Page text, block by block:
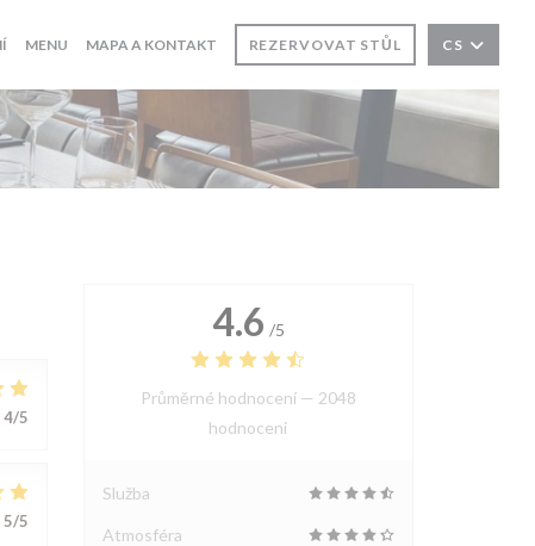
MENU((OTEVŘE SE V NOVÉM OKNĚ))
MAPA A KONTAKT REZERVOVAT STŮL CS
4/5
5/5
4.6 /5
Průměrné hodnocení — 2048
hodnoceni
Služba
Atmosféra